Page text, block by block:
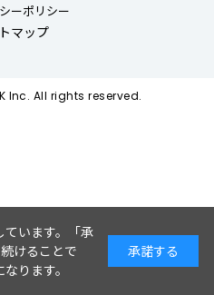
ーポリシー
マップ
Inc. All rights reserved.
います。「承
けることで
ります。
承諾する